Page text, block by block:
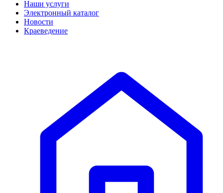
Наши услуги
Электронный каталог
Новости
Краеведение